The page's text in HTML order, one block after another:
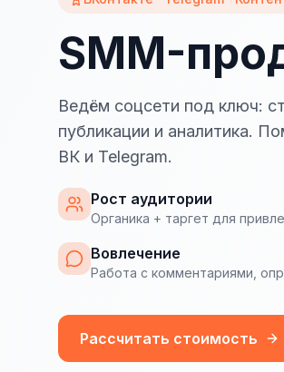
SMM-
Ведём соцсети под ключ:
публикации и аналитика.
ВК и Telegram.
Рост аудитории
Органика + таргет для
Вовлечение
Работа с комментариями,
Рассчитать стоимость